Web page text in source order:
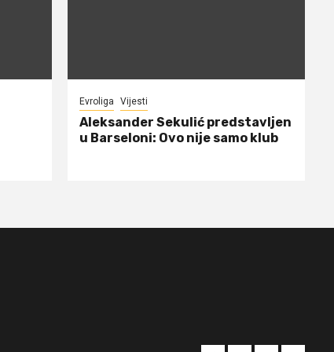
Evroliga Vijesti
Aleksander Sekulić predstavljen
u Barseloni: Ovo nije samo klub